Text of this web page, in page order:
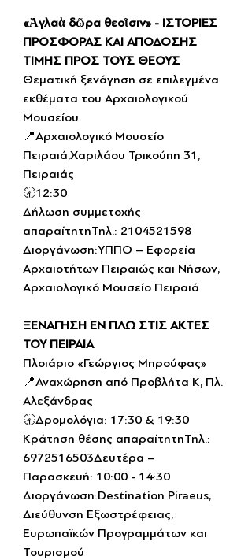
«Ἀγλαὰ δῶρα θεοῖσιν» - ΙΣΤΟΡΙΕΣ
ΠΡΟΣΦΟΡΑΣ ΚΑΙ ΑΠΟΔΟΣΗΣ
ΤΙΜΗΣ ΠΡΟΣ ΤΟΥΣ ΘΕΟΥΣ
Θεματική ξενάγηση σε επιλεγμένα
εκθέματα του Αρχαιολογικού
Μουσείου.
📍Αρχαιολογικό Μουσείο
Πειραιά,Χαριλάου Τρικούπη 31,
Πειραιάς
🕣12:30
Δήλωση συμμετοχής
απαραίτητηΤηλ.: 2104521598
Διοργάνωση:ΥΠΠΟ – Εφορεία
Αρχαιοτήτων Πειραιώς και Νήσων,
Αρχαιολογικό Μουσείο Πειραιά
ΞΕΝΑΓΗΣΗ ΕΝ ΠΛΩ ΣΤΙΣ ΑΚΤΕΣ
ΤΟΥ ΠΕΙΡΑΙΑ
Πλοιάριο «Γεώργιος Μπρούφας»
📍Αναχώρηση από Προβλήτα Κ, Πλ.
Αλεξάνδρας
🕣Δρομολόγια: 17:30 & 19:30
Κράτηση θέσης απαραίτητηΤηλ.:
6972516503Δευτέρα –
Παρασκευή: 10:00 - 14:30
Διοργάνωση:Destination Piraeus,
Διεύθυνση Εξωστρέφειας,
Ευρωπαϊκών Προγραμμάτων και
Τουρισμού